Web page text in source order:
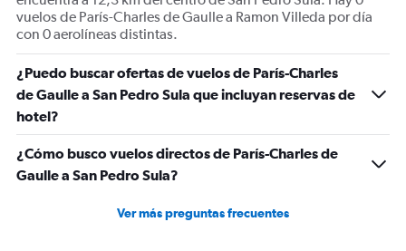
vuelos de París-Charles de Gaulle a Ramon Villeda por día
con 0 aerolíneas distintas.
¿Puedo buscar ofertas de vuelos de París-Charles
de Gaulle a San Pedro Sula que incluyan reservas de
hotel?
¿Cómo busco vuelos directos de París-Charles de
Gaulle a San Pedro Sula?
Ver más preguntas frecuentes